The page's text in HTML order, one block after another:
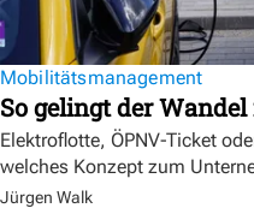
Mobilitätsmanagement
So gelingt der
Elektroflotte, ÖPNV-Ticket
welches Konzept zum
Jürgen Walk